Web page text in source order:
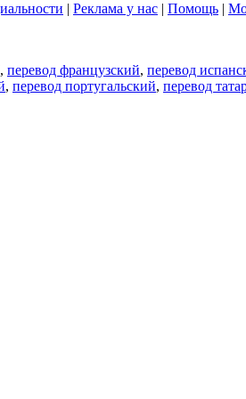
| Реклама у нас | Помощь |
, перевод французский, перевод
, перевод португальский, перевод